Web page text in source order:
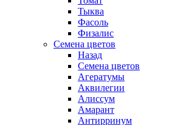
Тыква
Фасоль
Физалис
Семена цветов
Назад
Семена цветов
Агератумы
Аквилегии
Алиссум
Амарант
Антирринум